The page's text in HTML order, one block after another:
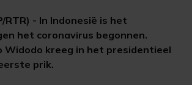
RTR) - In Indonesië is het
het coronavirus begonnen.
Widodo kreeg in het presidentieel
prik.